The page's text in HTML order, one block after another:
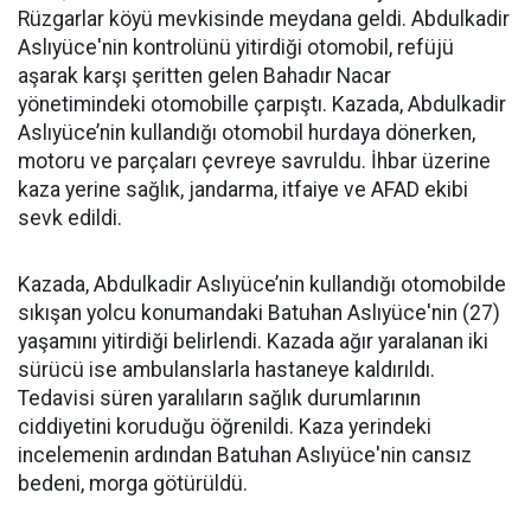
Rüzgarlar köyü mevkisinde meydana geldi. Abdulkadir
Aslıyüce'nin kontrolünü yitirdiği otomobil, refüjü
aşarak karşı şeritten gelen Bahadır Nacar
yönetimindeki otomobille çarpıştı. Kazada, Abdulkadir
Aslıyüce’nin kullandığı otomobil hurdaya dönerken,
motoru ve parçaları çevreye savruldu. İhbar üzerine
kaza yerine sağlık, jandarma, itfaiye ve AFAD ekibi
sevk edildi.
Kazada, Abdulkadir Aslıyüce’nin kullandığı otomobilde
sıkışan yolcu konumandaki Batuhan Aslıyüce'nin (27)
yaşamını yitirdiği belirlendi. Kazada ağır yaralanan iki
sürücü ise ambulanslarla hastaneye kaldırıldı.
Tedavisi süren yaralıların sağlık durumlarının
ciddiyetini koruduğu öğrenildi. Kaza yerindeki
incelemenin ardından Batuhan Aslıyüce'nin cansız
bedeni, morga götürüldü.